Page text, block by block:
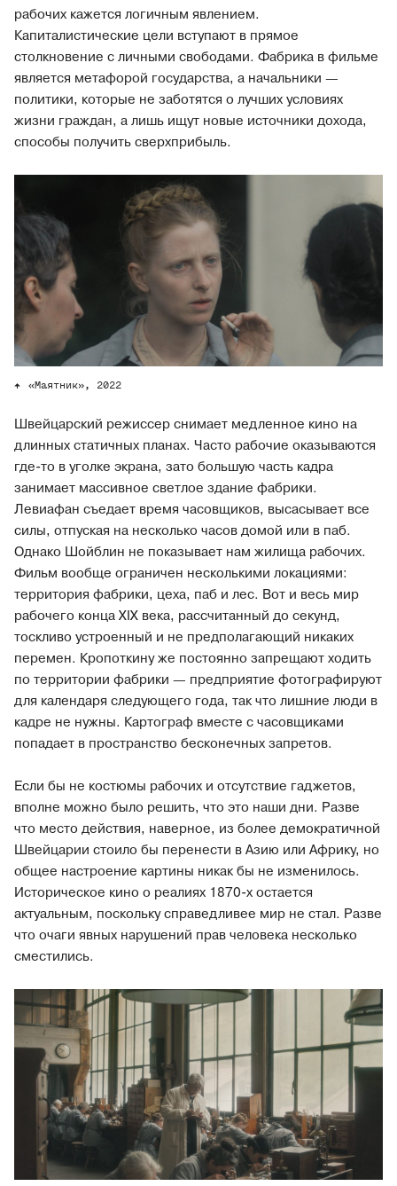
рабочих кажется логичным явлением.
Капиталистические цели вступают в прямое
столкновение с личными свободами. Фабрика в фильме
является метафорой государства, а начальники —
политики, которые не заботятся о лучших условиях
жизни граждан, а лишь ищут новые источники дохода,
способы получить сверхприбыль.
«Маятник», 2022
Швейцарский режиссер снимает медленное кино на
длинных статичных планах. Часто рабочие оказываются
где-то в уголке экрана, зато большую часть кадра
занимает массивное светлое здание фабрики.
Левиафан съедает время часовщиков, высасывает все
силы, отпуская на несколько часов домой или в паб.
Однако Шойблин не показывает нам жилища рабочих.
Фильм вообще ограничен несколькими локациями:
территория фабрики, цеха, паб и лес. Вот и весь мир
рабочего конца XIX века, рассчитанный до секунд,
тоскливо устроенный и не предполагающий никаких
перемен. Кропоткину же постоянно запрещают ходить
по территории фабрики — предприятие фотографируют
для календаря следующего года, так что лишние люди в
кадре не нужны. Картограф вместе с часовщиками
попадает в пространство бесконечных запретов.
Если бы не костюмы рабочих и отсутствие гаджетов,
вполне можно было решить, что это наши дни. Разве
что место действия, наверное, из более демократичной
Швейцарии стоило бы перенести в Азию или Африку, но
общее настроение картины никак бы не изменилось.
Историческое кино о реалиях 1870-х остается
актуальным, поскольку справедливее мир не стал. Разве
что очаги явных нарушений прав человека несколько
сместились.